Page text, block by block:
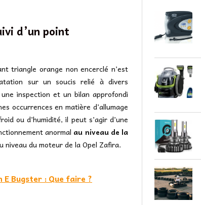
d’un point
triangle orange non encerclé n’est
sur un soucis relié à divers
inspection et un bilan approfondi
occurrences en matière d’allumage
ou d’humidité, il peut s’agir d’une
anormal au niveau de la
niveau du moteur de la Opel Zafira.
Bugster : Que faire ?